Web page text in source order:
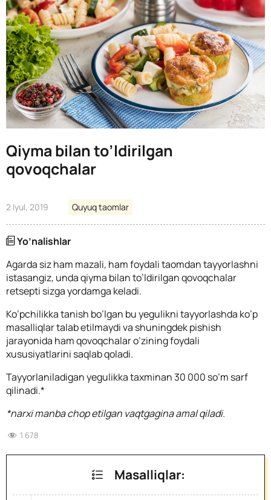
Qiyma bilan to’ldirilgan
qovoqchalar
2 Iyul, 2019 Quyuq taomlar
Yo’nalishlar
Agarda siz ham mazali, ham foydali taomdan tayyorlashni
istasangiz, unda qiyma bilan to’ldirilgan qovoqchalar
retsepti sizga yordamga keladi.
Ko’pchilikka tanish bo’lgan bu yegulikni tayyorlashda ko’p
masalliqlar talab etilmaydi va shuningdek pishish
jarayonida ham qovoqchalar o’zining foydali
xususiyatlarini saqlab qoladi.
Tayyorlaniladigan yegulikka taxminan 30 000 so’m sarf
qilinadi.*
*narxi manba chop etilgan vaqtgagina amal qiladi.
1 678
Masalliqlar: